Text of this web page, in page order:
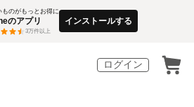
ものがもっとお得に
のアプリ
3万件以上
インストールする
ログイン